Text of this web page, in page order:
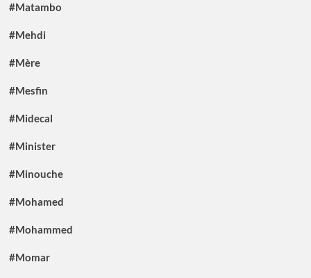
#Matambo
#Mehdi
#Mère
#Mesfin
#Midecal
#Minister
#Minouche
#Mohamed
#Mohammed
#Momar